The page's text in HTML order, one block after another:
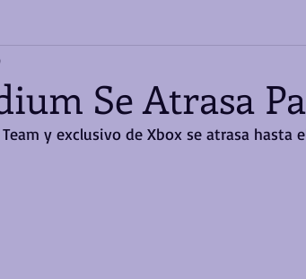
Se Atrasa
y exclusivo de Xbox se atrasa hasta